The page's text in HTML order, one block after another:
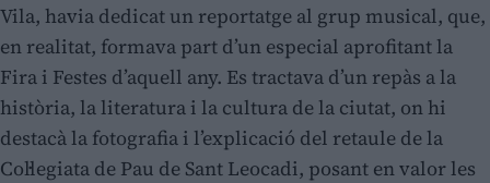
Vila, havia dedicat un reportatge al grup musical, que,
en realitat, formava part d’un especial aprofitant la
Fira i Festes d’aquell any. Es tractava d’un repàs a la
història, la literatura i la cultura de la ciutat, on hi
destacà la fotografia i l’explicació del retaule de la
Col·legiata de Pau de Sant Leocadi, posant en valor les